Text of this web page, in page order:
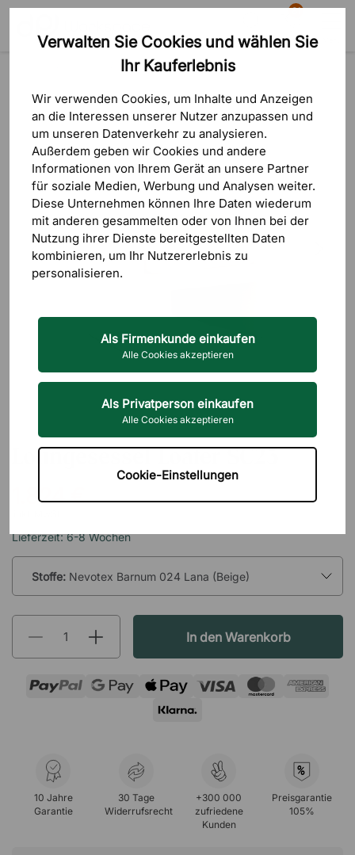
Verwalten Sie Cookies und wählen Sie
Ihr Kauferlebnis
Wir verwenden Cookies, um Inhalte und Anzeigen
an die Interessen unserer Nutzer anzupassen und
um unseren Datenverkehr zu analysieren.
Außerdem geben wir Cookies und andere
Informationen von Ihrem Gerät an unsere Partner
für soziale Medien, Werbung und Analysen weiter.
Diese Unternehmen können Ihre Daten wiederum
mit anderen gesammelten oder von Ihnen bei der
Nutzung ihrer Dienste bereitgestellten Daten
kombinieren, um Ihr Nutzererlebnis zu
personalisieren.
Als Firmenkunde einkaufen
Alle Cookies akzeptieren
Als Privatperson einkaufen
Alle Cookies akzeptieren
Cookie-Einstellungen
Suche
81
Warenkorb
Sessel & Loungesessel
Loungesessel Loafer SC23
1.824 €
Lieferzeit: 6-8 Wochen
Stoffe: Nevotex Barnum 024 Lana (Beige)
In den Warenkorb
10 Jahre
Garantie
30 Tage
Widerrufsrecht
+300 000
zufriedene
Kunden
%
Preisgarantie
105%